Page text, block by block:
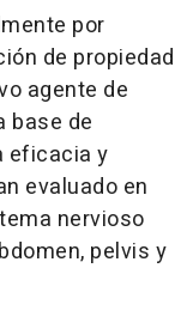
por
de propiedad
agente de
base de
eficacia y
evaluado en
nervioso
pelvis y